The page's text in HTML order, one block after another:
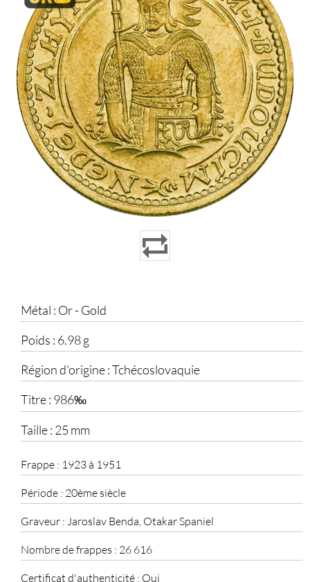
Métal : Or - Gold
Poids : 6.98 g
Région d'origine :Tchécoslovaquie
Titre : 986‰
Taille : 25 mm
Frappe : 1923 à 1951
Période : 20ème siècle
Graveur : Jaroslav Benda, Otakar Spaniel
Nombre de frappes : 26 616
Certificat d'authenticité : Oui